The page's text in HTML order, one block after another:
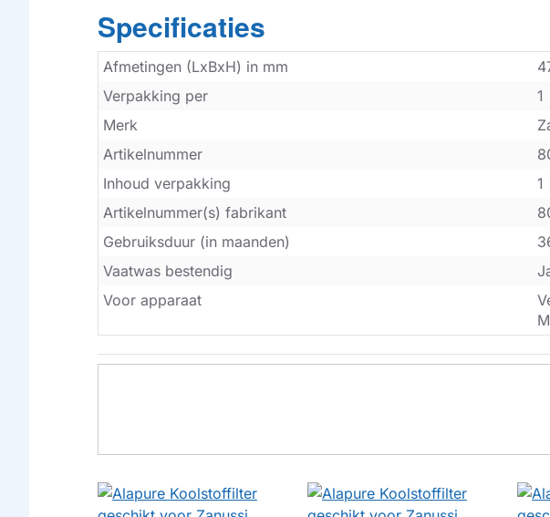
Specificaties
Afmetingen (LxBxH) in mm
Verpakking per
1
Merk
Artikelnummer
Inhoud verpakking
1
Artikelnummer(s) fabrikant
Gebruiksduur (in maanden)
Vaatwas bestendig
Voor apparaat